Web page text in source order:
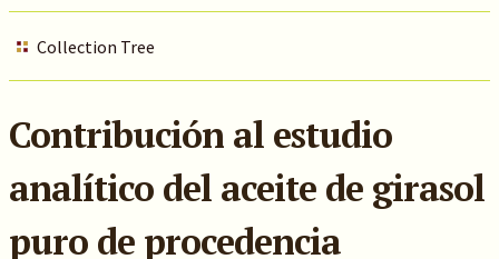
Collection Tree
Contribución al estudio
analítico del aceite de girasol
puro de procedencia